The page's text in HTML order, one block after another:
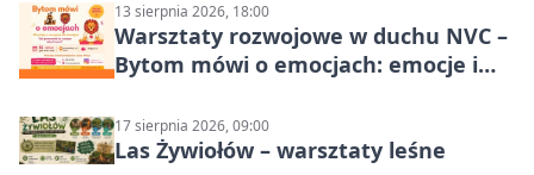
13 sierpnia 2026, 18:00
Warsztaty rozwojowe w duchu NVC –
Bytom mówi o emocjach: emocje i
17 sierpnia 2026, 09:00
Las Żywiołów – warsztaty leśne